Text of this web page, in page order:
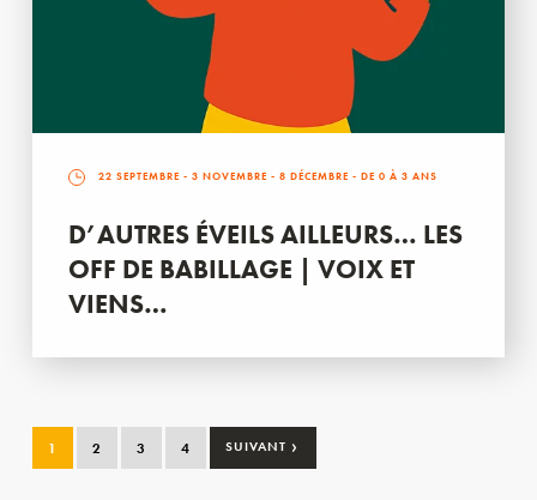
22 SEPTEMBRE - 3 NOVEMBRE - 8 DÉCEMBRE - DE 0 À 3 ANS
D’AUTRES ÉVEILS AILLEURS… LES
OFF DE BABILLAGE | VOIX ET
VIENS…
1 2 3 4 SUIVANT ›